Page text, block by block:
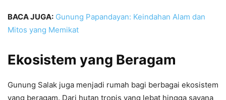
BACA JUGA: Gunung Papandayan: Keindahan Alam dan
Mitos yang Memikat
Ekosistem yang Beragam
Gunung Salak juga menjadi rumah bagi berbagai ekosistem
yang beragam. Dari hutan tropis yang lebat hingga savana